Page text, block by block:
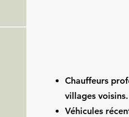
Chauffeurs
villages voisins.
Véhicules